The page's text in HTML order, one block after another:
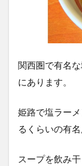
関西圏で有名
にあります。
姫路で塩ラー
るくらいの有名
スープを飲み